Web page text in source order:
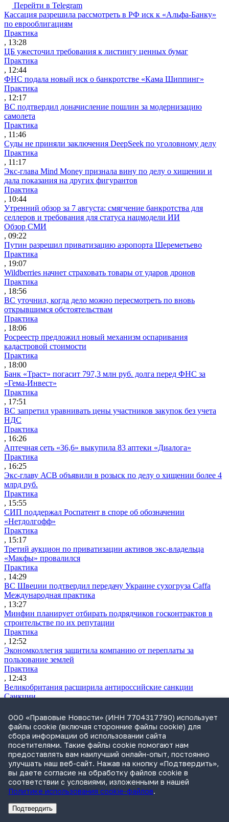
Перейти в Telegram
Кассация разрешила рассмотреть в РФ иск к «Альфа-Банку»
по еврооблигациям
Практика
, 13:28
ЦБ ужесточил требования к листингу ценных бумаг
Практика
, 12:44
ФНС подала новый иск о банкротстве «Кама Шиппинг»
Практика
, 12:17
ВС подтвердил доначисление пошлин за модернизацию
самолета
Практика
, 11:46
Суды не приняли заключения DeepSeek по уголовному делу
Практика
, 11:17
Экс-глава Mind Money признала вину по делу о хищении и
дала показания на других фигурантов
Практика
, 10:44
Утренний обзор за 7 августа: смягчение банкротства для
селлеров и требования для статуса нацмодели ИИ
Обзор СМИ
, 09:22
Путин разрешил приватизацию аэропорта Шереметьево
Практика
, 19:07
Wildberries начнет страховать товары от ударов дронов
Практика
, 18:56
ВС уточнил, когда дело можно пересмотреть по вновь
открывшимся обстоятельствам
Практика
, 18:06
Росреестр предложил новый механизм оспаривания
кадастровой стоимости
Практика
, 18:00
Банк «Траст» погасит 797,3 млн руб. долга перед ФНС за
«Гема-Инвест»
Практика
, 17:51
ВС запретил уравнивать цены участников закупок без учета
НДС
Практика
, 16:26
Аптечная сеть «36,6» выкупила 83 аптеки «Диалога»
Практика
, 16:25
Экс-главу АСВ объявили в розыск по делу о хищении более 4
млрд руб.
Практика
, 15:55
СИП поддержал Роспатент в споре об обозначении
«Нетдолгофф»
Практика
, 15:17
Третий аукцион по приватизации активов экс-владельца
«Макфы» провалился
Практика
, 14:29
ВС Швеции подтвердил передачу Украине сухогруза Caffa
Международная практика
, 13:27
Минфин планирует отбирать подрядчиков госконтрактов в
строительстве по их репутации
Практика
, 12:52
Экономколлегия защитила компанию от переплаты за
пользование землей
Практика
, 12:43
Великобритания расширила антироссийские санкции
Санкции
АБД предложила стандарт синтетических данных для ИИ-
моделей
Практика
, 11:53
«Билайн» подал встречный иск к Т2 из-за слова «микс» в
названии бренда мультиподписки
Практика
, 11:44
ФАС запретила наружную рекламу Fonbet
Практика
, 11:23
IT-бизнес просит упростить использование данных граждан
РекламаАдвокатское бюро Санкт-Петербурга «Вертикаль» ИНН 7841290773
ООО «Правовые Новости» (ИНН 7704317790) использует
файлы cookie (включая сторонние файлы cookie) для
сбора информации об использовании сайта
посетителями. Такие файлы cookie помогают нам
предоставлять вам наилучший онлайн-опыт, постоянно
улучшать наш веб-сайт. Нажав на кнопку «Подтвердить»,
вы даете согласие на обработку файлов cookie в
соответствии с условиями, изложенными в нашей
Политике использования cookie-файлов.
Подтвердить